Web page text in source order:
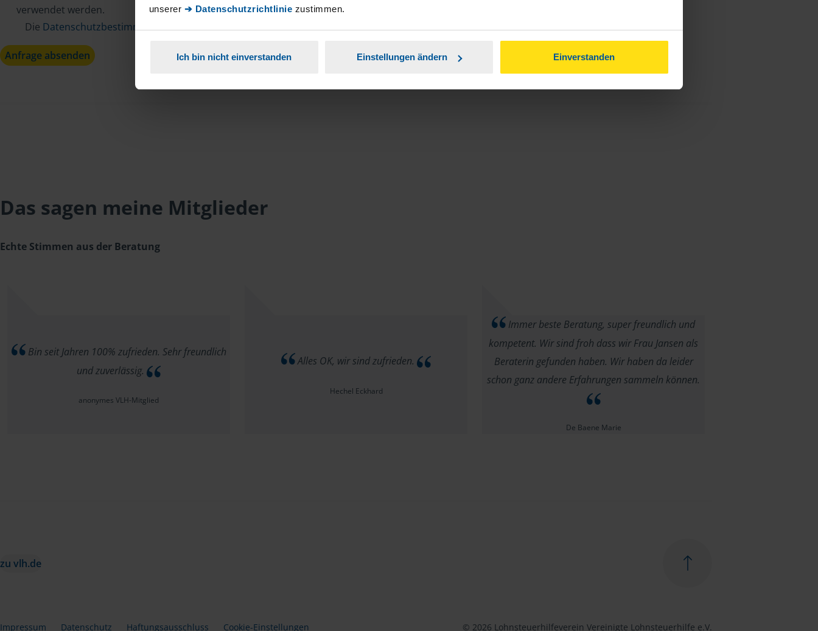
unserer ➔ Datenschutzrichtlinie zustimmen.
Ich bin nicht einverstanden Einstellungen ändern Einverstanden
verwendet werden.
Die Datenschutzbestimmungenhabe ich zur Kenntnis genommen.*
Anfrage absenden
Das sagen meine Mitglieder
Echte Stimmen aus der Beratung
Bin seit Jahren 100% zufrieden. Sehr freundlich
und zuverlässig.
anonymes VLH-Mitglied
Alles OK, wir sind zufrieden.
Hechel Eckhard
Immer beste Beratung, super freundlich und
kompetent. Wir sind froh dass wir Frau Jansen als
Beraterin gefunden haben. Wir haben da leider
schon ganz andere Erfahrungen sammeln können.
De Baene Marie
zu vlh.de
Impressum Datenschutz Haftungsausschluss Cookie-Einstellungen © 2026 Lohnsteuerhilfeverein Vereinigte Lohnsteuerhilfe e.V.